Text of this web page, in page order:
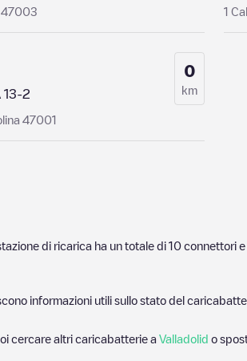
47003 1
13-2
47001
0
km
di ricarica ha un totale di 10 connettori e
informazioni utili sullo stato del
cercare altri caricabatterie a Valladolid o